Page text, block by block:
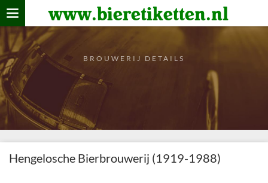
www.bieretiketten.nl
Home
verzamelen
De bierkaart
Bezoekers
BROUWERIJ DETAILS
Hengelosche Bierbrouwerij (1919-1988)